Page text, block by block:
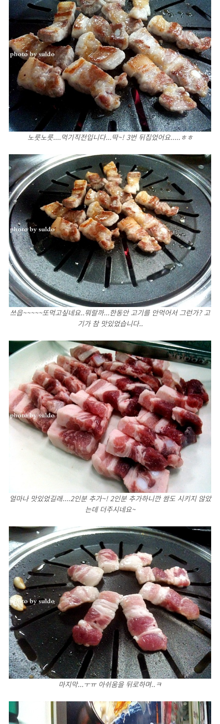
노릇노릇....먹기직전입니다...딱~! 3번 뒤집었어요.....ㅎㅎ
쓰읍~~~~~또먹고싶네요..뭐랄까...한동안 고기를 안먹어서 그런가? 고
기가 참 맛있었습니다..
얼마나 맛있었길래....2인분 추가~! 2인분 추가하니깐 쌈도 시키지 않았
는데 더주시네요~
마지막...ㅜㅠ 아쉬움을 뒤로하며..ㅋ